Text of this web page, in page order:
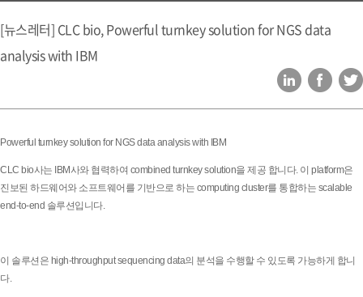
[뉴스레터] CLC bio, Powerful turnkey solution for NGS data
analysis with IBM
Powerful turnkey solution for NGS data analysis with IBM
CLC bio사는 IBM사와 협력하여 combined turnkey solution을 제공 합니다. 이 platform은
진보된 하드웨어와 소프트웨어를 기반으로 하는 computing cluster를 통합하는 scalable
end-to-end 솔루션입니다.
이 솔루션은 high-throughput sequencing data의 분석을 수행할 수 있도록 가능하게 합니
다.